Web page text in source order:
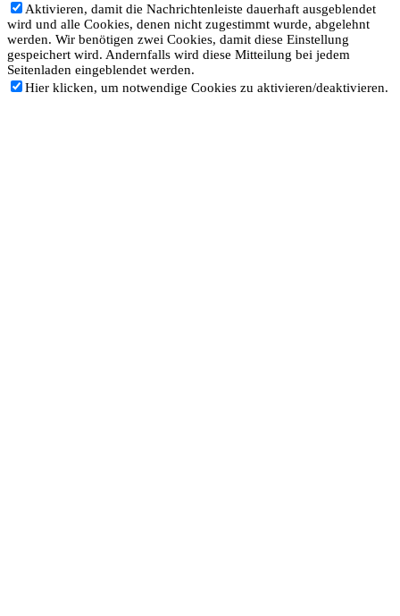
Aktivieren, damit die Nachrichtenleiste dauerhaft ausgeblendet
wird und alle Cookies, denen nicht zugestimmt wurde, abgelehnt
werden. Wir benötigen zwei Cookies, damit diese Einstellung
gespeichert wird. Andernfalls wird diese Mitteilung bei jedem
Seitenladen eingeblendet werden.
Hier klicken, um notwendige Cookies zu aktivieren/deaktivieren.